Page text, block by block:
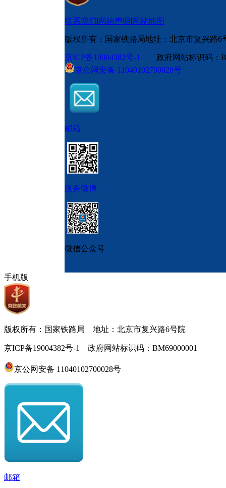
联系我们|网站声明|网站地图
版权所有：国家铁路局地址：北京市复兴路6
京ICP备19004382号-1
政府网站标识码
京公网安备 11040102700028号
邮箱
政务微博
微信公众号
手机版
版权所有：国家铁路局 地址：北京市复兴路6号院
京ICP备19004382号-1 政府网站标识码：BM69000001
京公网安备 11040102700028号
邮箱